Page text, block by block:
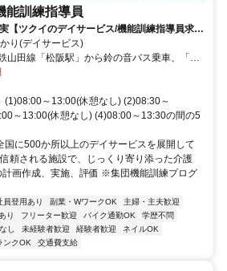
能訓練指導員
【ツクイのデイサービス/機能訓練指導員求
り(デイサービス)
山田線「松阪駅」から鈴の音バス乗車、「宝
約2分 ・伊勢自動車道「松阪IC」から車約15
(1)08:00～13:00(休憩なし) (2)08:30～
～13:00(休憩なし) (4)08:00～13:30の間の5
に500か所以上のデイサービスを展開して
頼される施設で、じっくり寄り添った介護
画作成、実施、評価 ※集団機能訓練プログ
員登用あり 副業・WワークOK
主婦・主夫歓迎
り フリーター歓迎 バイク通勤OK
学歴不問
し 未経験者歓迎 経験者歓迎
ネイルOK
ンクOK 交通費支給